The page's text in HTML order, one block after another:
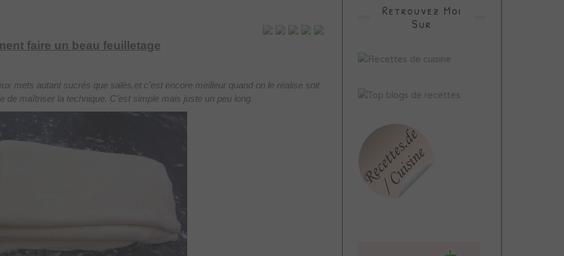
faire un beau feuilletage
mets autant sucrés que salés,et c’est encore meilleur quand on le réalise soit
de maîtriser la technique. C’est simple mais juste un peu long.
Retrouvez Moi
Sur